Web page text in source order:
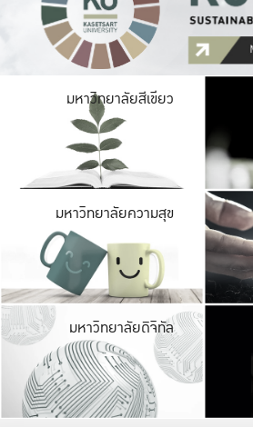
มหาวิทยาลัยสีเขียว
มหาวิทยาลัยความสุข
มหาวิทยาลัยดิจิทัล